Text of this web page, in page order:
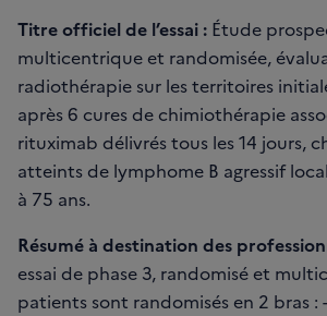
Titre officiel de l’essai : Étude
multicentrique et randomisée,
radiothérapie sur les territoires
après 6 cures de chimiothérapie
rituximab délivrés tous les 14 jours,
atteints de lymphome B agressif
à 75 ans.
Résumé à destination des
essai de phase 3, randomisé et
patients sont randomisés en 2 bras : -